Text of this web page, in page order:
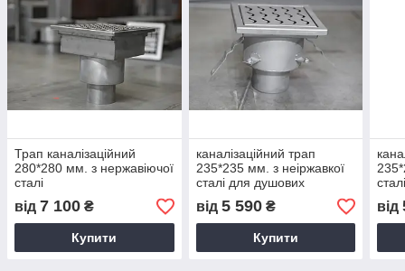
Трап каналізаційний
280*280 мм. з нержавіючої
сталі
від 7 100 ₴
Купити
каналізаційний трап
235*235 мм. з неіржавкої
сталі для душових
від 5 590₴
Купити
від